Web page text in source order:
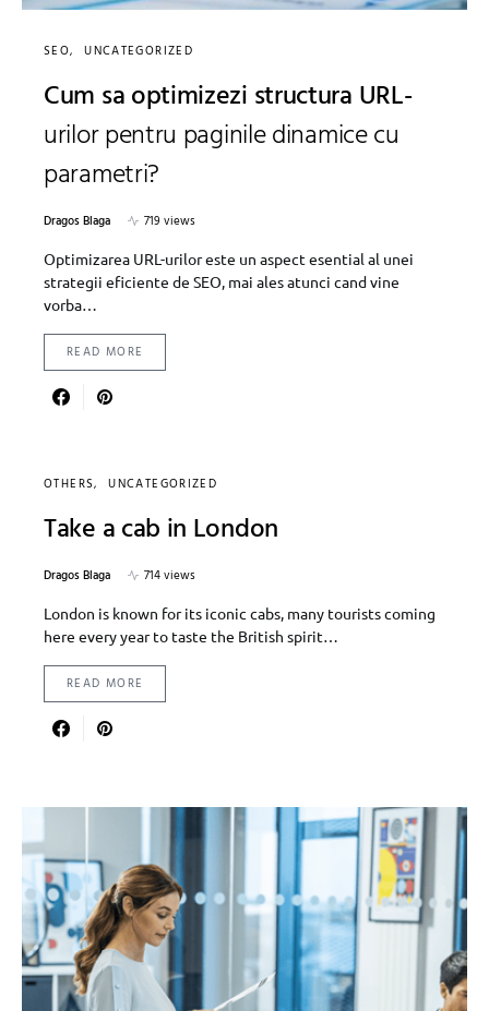
SEO UNCATEGORIZED
Cum sa optimizezi structura URL-
urilor pentru paginile dinamice cu
parametri?
Dragos Blaga
719 views
Optimizarea URL-urilor este un aspect esential al unei
strategii eficiente de SEO, mai ales atunci cand vine
vorba…
READ MORE
OTHERS UNCATEGORIZED
Take a cab in London
Dragos Blaga
714 views
London is known for its iconic cabs, many tourists coming
here every year to taste the British spirit…
READ MORE